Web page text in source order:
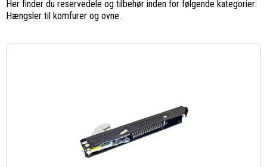
Her finder du reservedele og tilbehør inden for følgende kategorier:
Hængsler til komfurer og ovne.